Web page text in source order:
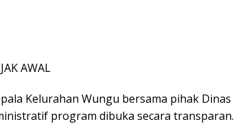
AWAL
Kelurahan Wungu bersama pihak Dinas
program dibuka secara transparan.